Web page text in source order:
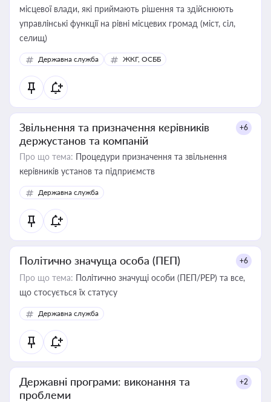
місцевої влади, які приймають рішення та здійснюють
управлінські функції на рівні місцевих громад (міст, сіл,
селищ)
Державна служба ЖКГ, ОСББ
Звільнення та призначення керівників
держустанов та компаній
+6
Про що тема: Процедури призначення та звільнення
керівників установ та підприємств
Державна служба
Політично значуща особа (ПЕП) +6
Про що тема: Політично значущі особи (ПЕП/PEP) та все,
що стосується їх статусу
Державна служба
Державні програми: виконання та
проблеми
+2